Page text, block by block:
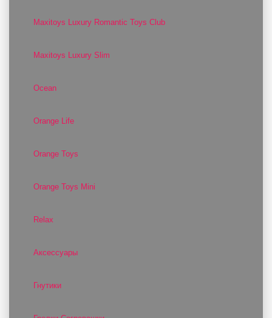
Maxitoys Luxury Romantic Toys Club
Maxitoys Luxury Slim
Ocean
Orange Life
Orange Toys
Orange Toys Mini
Relax
Аксессуары
Гнутики